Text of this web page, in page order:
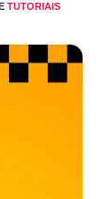
TUTORIAIS